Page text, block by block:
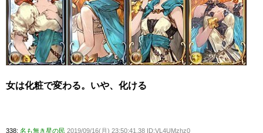
女は化粧で変わる。いや、化ける
338: 名も無き星の民 2019/09/16(月) 23:50:41.38 ID:VL4UMzhz0